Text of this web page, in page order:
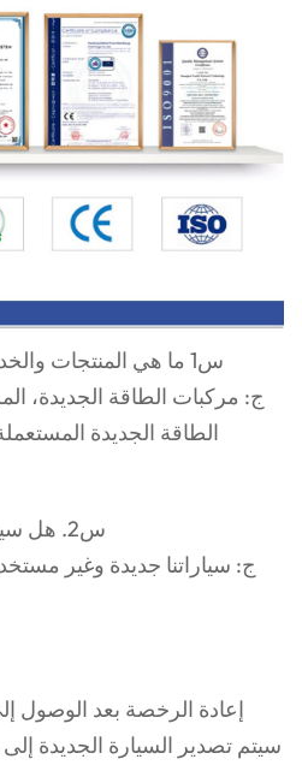
س1 ما هي المنتجات والخدمات التي يمكنك تقديمها؟
ج: مركبات الطاقة الجديدة،
الطاقة الجديدة
س2. هل سيارتك جديدة أم مستعملة؟
ج: سياراتنا جديدة وغير
2. إعادة الرخصة بعد الوصول